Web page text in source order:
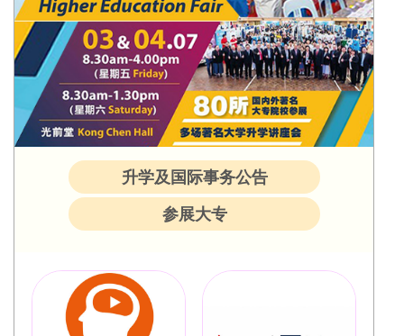
升学及国际事务公告
参展大专